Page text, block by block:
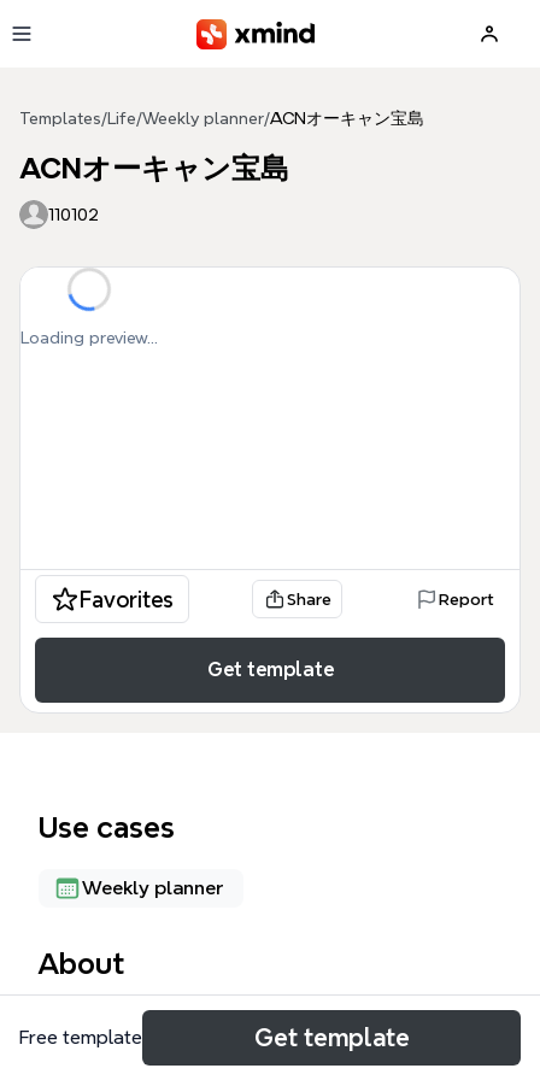
Templates/ Life/Weekly planner/ACNオーキャン宝島
ACNオーキャン宝島
110102
Loading preview...
Favorites Share Report
Get template
Use cases
Weekly planner
About
ACNオーキャン宝島は、キャンプ旅行の計画と記録
を一元管理する127ノードのマインドマップテンプレ
Free template Get template